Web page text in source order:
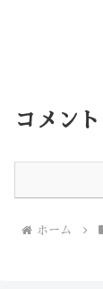
コメント
ホーム